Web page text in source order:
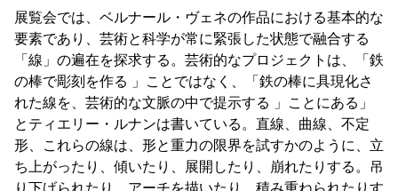
展覧会では、ベルナール・ヴェネの作品における基本的な
要素であり、芸術と科学が常に緊張した状態で融合する
「線」の遍在を探求する。芸術的なプロジェクトは、「鉄
の棒で彫刻を作る 」ことではなく、「鉄の棒に具現化さ
れた線を、芸術的な文脈の中で提示する 」ことにある」
とティエリー・ルナンは書いている。直線、曲線、不定
形、これらの線は、形と重力の限界を試すかのように、立
ち上がったり、傾いたり、展開したり、崩れたりする。吊